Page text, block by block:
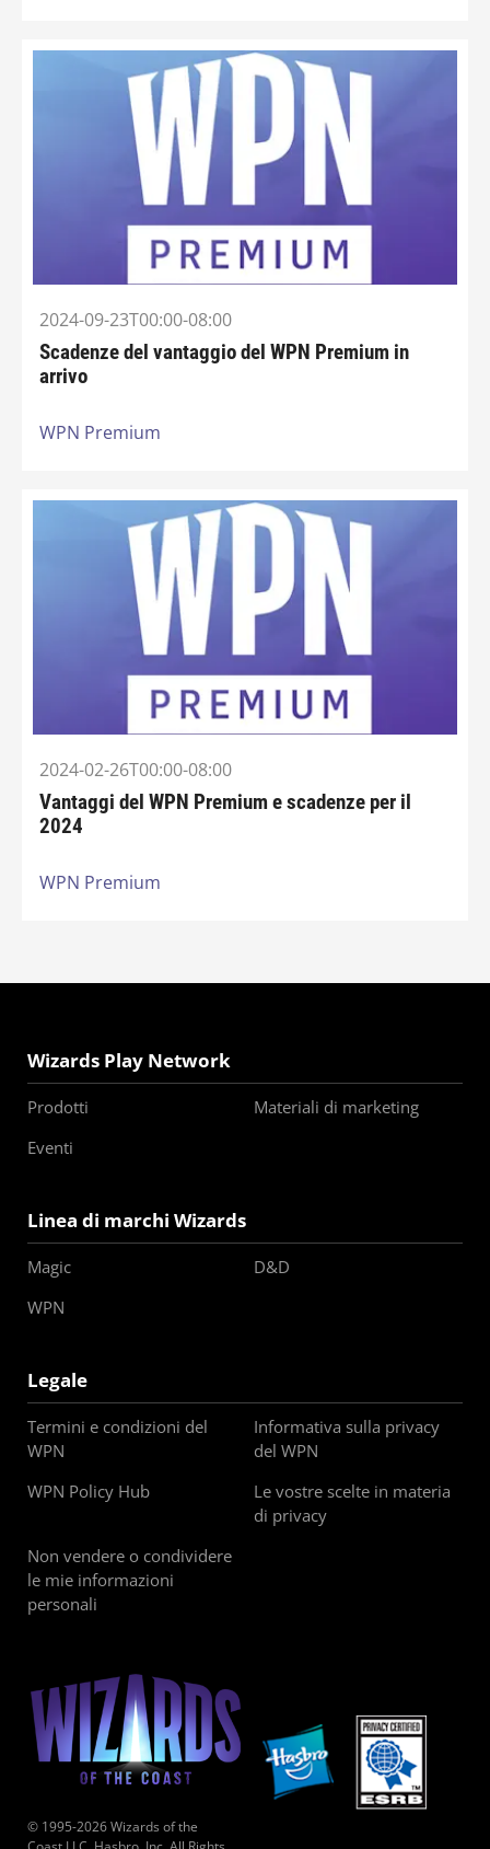
2024-09-23T00:00-08:00
Scadenze del vantaggio del WPN Premium in
arrivo
WPN Premium
2024-02-26T00:00-08:00
Vantaggi del WPN Premium e scadenze per il
2024
WPN Premium
Wizards Play Network
Prodotti
Materiali di marketing
Eventi
Linea di marchi Wizards
Magic
D&D
WPN
Legale
Termini e condizioni del
WPN
Informativa sulla privacy
del WPN
WPN Policy Hub
Le vostre scelte in materia
di privacy
Non vendere o condividere
le mie informazioni
personali
© 1995-2026 Wizards of the